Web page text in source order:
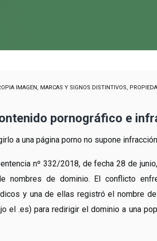
IMAGEN, MARCAS Y SIGNOS DISTINTIVOS,
pornográfico e
a una página porno no supone
nº 332/2018, de fecha 28 de
nombres de dominio. El conflicto
y una de ellas registró el nombre
el .es) para redirigir el dominio a una